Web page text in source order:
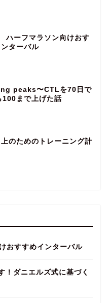
ーフマラソン向けおす
ターバル
peaks〜CTLを70日で
100まで上げた話
のためのトレーニング計
おすすめインターバル
！ダニエルズ式に基づく